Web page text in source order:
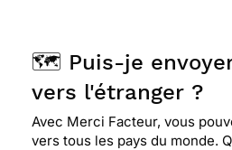
🗺️ Puis-je
vers l'étranger ?
Avec Merci Facteur, vous
vers tous les pays du monde.